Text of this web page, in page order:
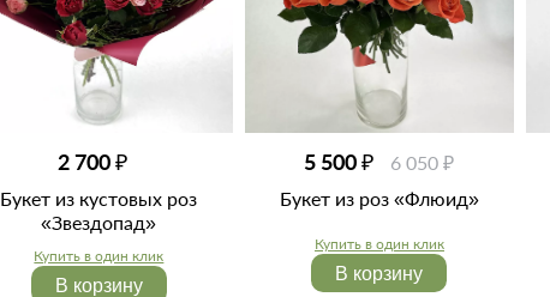
2 700 ₽
Букет из кустовых роз
«Звездопад»
Купить в один клик
В корзину
5 500 ₽
6 050 ₽
Букет из роз «Флюид»
Купить в один клик
В корзину